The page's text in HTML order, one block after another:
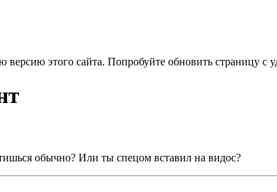
этого сайта. Попробуйте обновить страницу
обычно? Или ты спецом вставил на видос?